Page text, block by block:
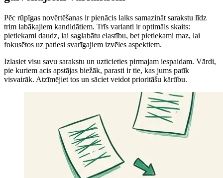
Pēc rūpīgas novērtēšanas ir pienācis laiks samazināt sarakstu līdz
trim labākajiem kandidātiem. Trīs varianti ir optimāls skaits:
pietiekami daudz, lai saglabātu elastību, bet pietiekami maz, lai
fokusētos uz patiesi svarīgajiem izvēles aspektiem.
Izlasiet visu savu sarakstu un uzticieties pirmajam iespaidam. Vārdi,
pie kuriem acis apstājas biežāk, parasti ir tie, kas jums patīk
visvairāk. Atzīmējiet tos un sāciet veidot prioritāšu kārtību.